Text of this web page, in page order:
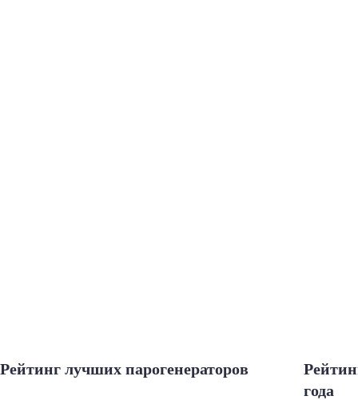
Рейтинг лучших парогенераторов
года